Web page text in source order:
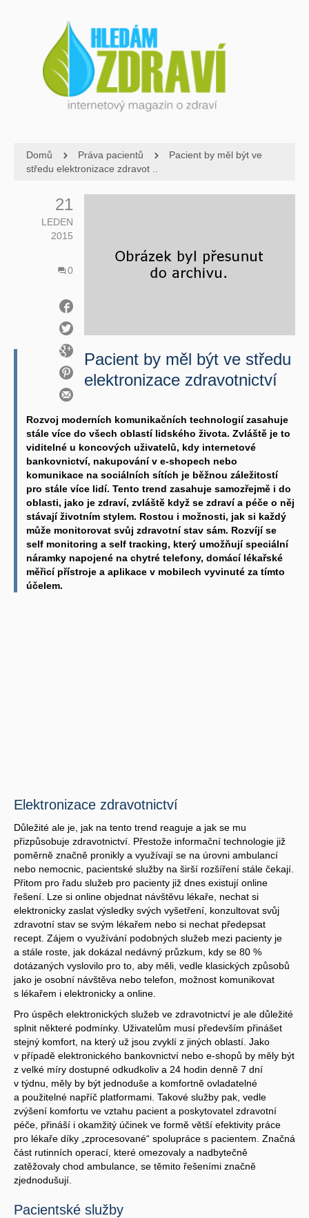
Domů Práva pacientů
Pacient by měl být ve
středu elektronizace zdravot ..
21
LEDEN
2015
0
Pacient by měl být ve středu
elektronizace zdravotnictví
Rozvoj moderních komunikačních technologií zasahuje
stále více do všech oblastí lidského života. Zvláště je to
viditelné u koncových uživatelů, kdy internetové
bankovnictví, nakupování v e-shopech nebo
komunikace na sociálních sítích je běžnou záležitostí
pro stále více lidí. Tento trend zasahuje samozřejmě i do
oblasti, jako je zdraví, zvláště když se zdraví a péče o něj
stávají životním stylem. Rostou i možnosti, jak si každý
může monitorovat svůj zdravotní stav sám. Rozvíjí se
self monitoring a self tracking, který umožňují speciální
náramky napojené na chytré telefony, domácí lékařské
měřicí přístroje a aplikace v mobilech vyvinuté za tímto
účelem.
Elektronizace zdravotnictví
Důležité ale je, jak na tento trend reaguje a jak se mu
přizpůsobuje zdravotnictví. Přestože informační technologie již
poměrně značně pronikly a využívají se na úrovni ambulancí
nebo nemocnic, pacientské služby na širší rozšíření stále čekají.
Přitom pro řadu služeb pro pacienty již dnes existují online
řešení. Lze si online objednat návštěvu lékaře, nechat si
elektronicky zaslat výsledky svých vyšetření, konzultovat svůj
zdravotní stav se svým lékařem nebo si nechat předepsat
recept. Zájem o využívání podobných služeb mezi pacienty je
a stále roste, jak dokázal nedávný průzkum, kdy se 80 %
dotázaných vyslovilo pro to, aby měli, vedle klasických způsobů
jako je osobní návštěva nebo telefon, možnost komunikovat
s lékařem i elektronicky a online.
Pro úspěch elektronických služeb ve zdravotnictví je ale důležité
splnit některé podmínky. Uživatelům musí především přinášet
stejný komfort, na který už jsou zvyklí z jiných oblastí. Jako
v případě elektronického bankovnictví nebo e-shopů by měly být
z velké míry dostupné odkudkoliv a 24 hodin denně 7 dní
v týdnu, měly by být jednoduše a komfortně ovladatelné
a použitelné napříč platformami. Takové služby pak, vedle
zvýšení komfortu ve vztahu pacient a poskytovatel zdravotní
péče, přináší i okamžitý účinek ve formě větší efektivity práce
pro lékaře díky „zprocesované“ spolupráce s pacientem. Značná
část rutinních operací, které omezovaly a nadbytečně
zatěžovaly chod ambulance, se těmito řešeními značně
zjednodušují.
Pacientské služby